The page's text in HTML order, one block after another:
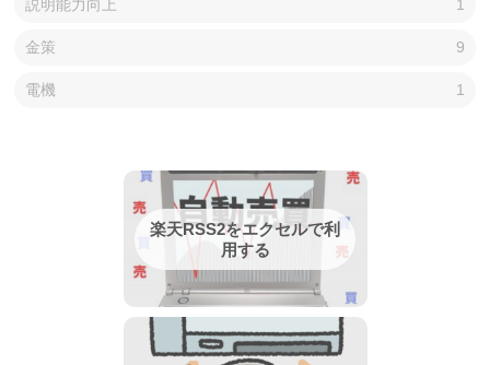
説明能力向上 1
金策 9
電機 1
楽天RSS2をエクセルで利
用する